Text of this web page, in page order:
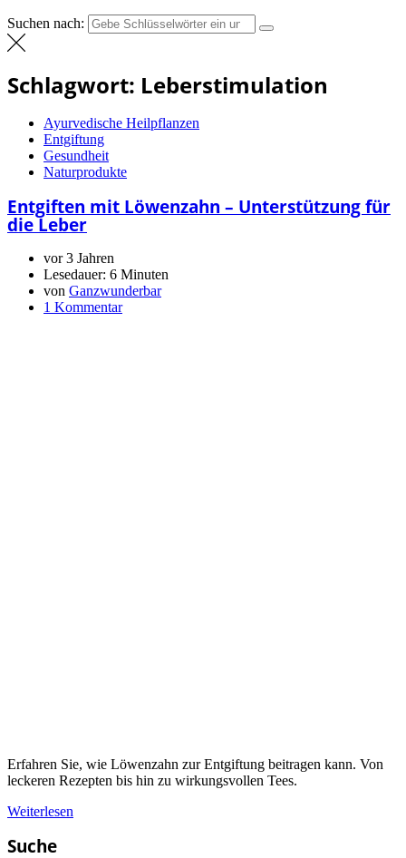
Suchen nach:
Schlagwort: Leberstimulation
Ayurvedische Heilpflanzen
Entgiftung
Gesundheit
Naturprodukte
Entgiften mit Löwenzahn – Unterstützung für
die Leber
vor 3 Jahren
Lesedauer: 6 Minuten
von Ganzwunderbar
1 Kommentar
Erfahren Sie, wie Löwenzahn zur Entgiftung beitragen kann. Von
leckeren Rezepten bis hin zu wirkungsvollen Tees.
Weiterlesen
Suche